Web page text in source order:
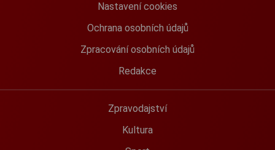
Nastavení cookies
Ochrana osobních údajů
Zpracování osobních údajů
Redakce
Zpravodajství
Kultura